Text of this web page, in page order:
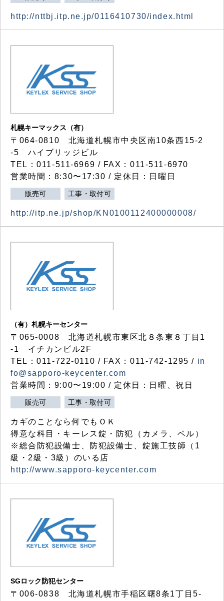
http://nttbj.itp.ne.jp/0116410730/index.html
札幌キーマックス（有）
〒064-0810 北海道札幌市中央区南10条西15-2
-5 ハイブリッジビル
TEL：011-511-6969 / FAX：011-511-6970
営業時間：8:30〜17:30 / 定休日：日曜日
販売可 工事・取付可
http://itp.ne.jp/shop/KN0100112400000008/
（有）札幌キーセンター
〒065-0008 北海道札幌市東区北８条東８丁目1
-1 イチカンビル2F
TEL：011-722-0110 / FAX：011-742-1295 / in
fo@sapporo-keycenter.com
営業時間：9:00〜19:00 / 定休日：日曜、祝日
販売可 工事・取付可
カギのことなら何でもＯＫ
得意な科目・キーレス錠・防犯（カメラ、ベル）
※総合防犯設備士、防犯設備士、錠施工技師（1
級・2級・3級）のいる店
http://www.sapporo-keycenter.com
SGロック防犯センター
〒006-0838 北海道札幌市手稲区曙8条1丁目5-